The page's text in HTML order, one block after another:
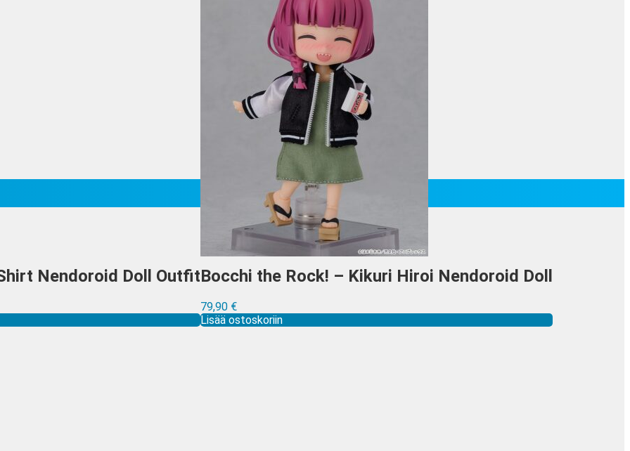
Nendoroid Doll OutfitBocchi the Rock! – Kikuri Hiroi Nendoroid Doll
79,90 €
Lisää ostoskoriin